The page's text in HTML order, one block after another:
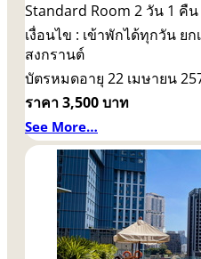
Standard Room 2 วัน 1 คื
เงื่อนไข : เข้าพักได้ทุกวัน ย
สงกรานต์
บัตรหมดอายุ 22 เมษายน
ราคา 3,500 บาท
See More…